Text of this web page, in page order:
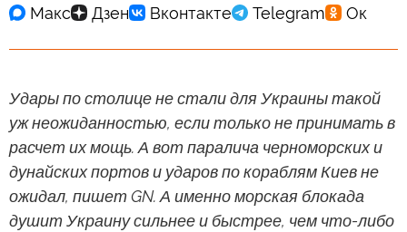
Удары по столице не стали для Украины такой
уж неожиданностью, если только не принимать в
расчет их мощь. А вот паралича черноморских и
дунайских портов и ударов по кораблям Киев не
ожидал, пишет GN. А именно морская блокада
душит Украину сильнее и быстрее, чем что-либо